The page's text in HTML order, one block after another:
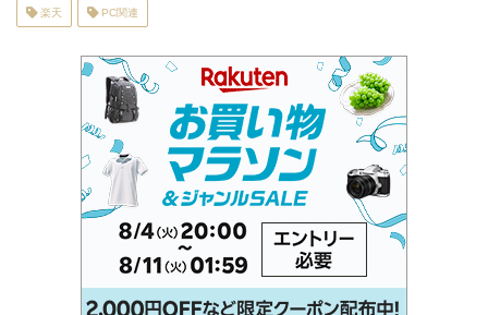
楽天 PC関連